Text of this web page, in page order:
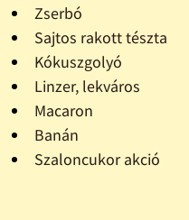
Zserbó
Sajtos rakott tészta
Kókuszgolyó
Linzer, lekváros
Macaron
Banán
Szaloncukor akció